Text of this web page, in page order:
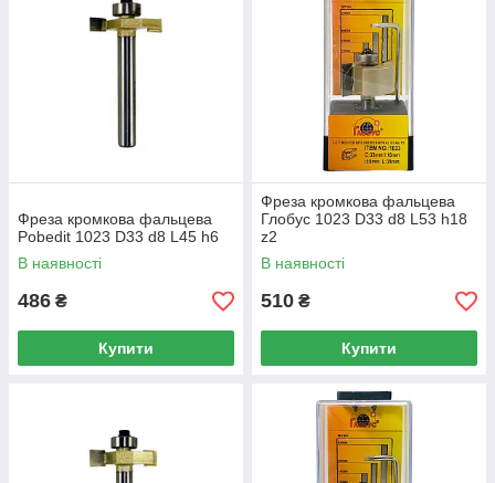
Фреза кромкова фальцева
Pobedit 1023 D33 d8 L45 h6
В наявності
486 ₴
Купити
Фреза кромкова фальцева
Глобус 1023 D33 d8 L53 h18
z2
В наявності
510 ₴
Купити